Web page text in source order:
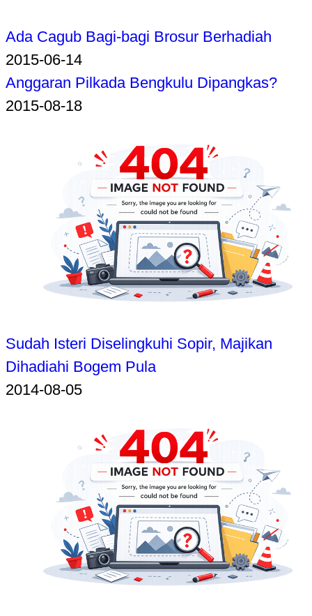
Ada Cagub Bagi-bagi Brosur Berhadiah
2015-06-14
Anggaran Pilkada Bengkulu Dipangkas?
2015-08-18
Sudah Isteri Diselingkuhi Sopir, Majikan
Dihadiahi Bogem Pula
2014-08-05